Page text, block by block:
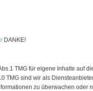
DANKE!
TMG für eigene Inhalte auf
TMG sind wir als
zu überwachen oder